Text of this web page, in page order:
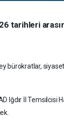
tarihleri
bürokratlar,
Iğdır İl Temsilcisi